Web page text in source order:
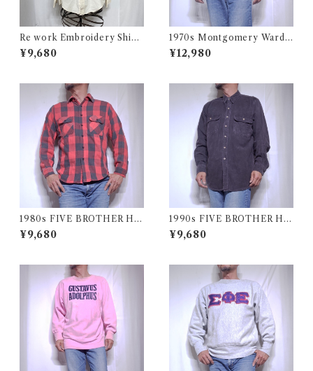
Re work Embroidery Shirt
/ リワーク ハンド刺繍入り シ
ャツ 古着
¥9,680
1970s Montgomery Ward
PUT TOGETHERS Nylon S
ki Vest / 70年代 モンゴメリー
¥12,980
1980s FIVE BROTHER He
avy Flannel Shirt / ブロック
チェック バッファロー ヘビー
¥9,680
1990s FIVE BROTHER He
avy Flannel Shirt CHAMOI
S CLOTH Black USA / ファ
¥9,680